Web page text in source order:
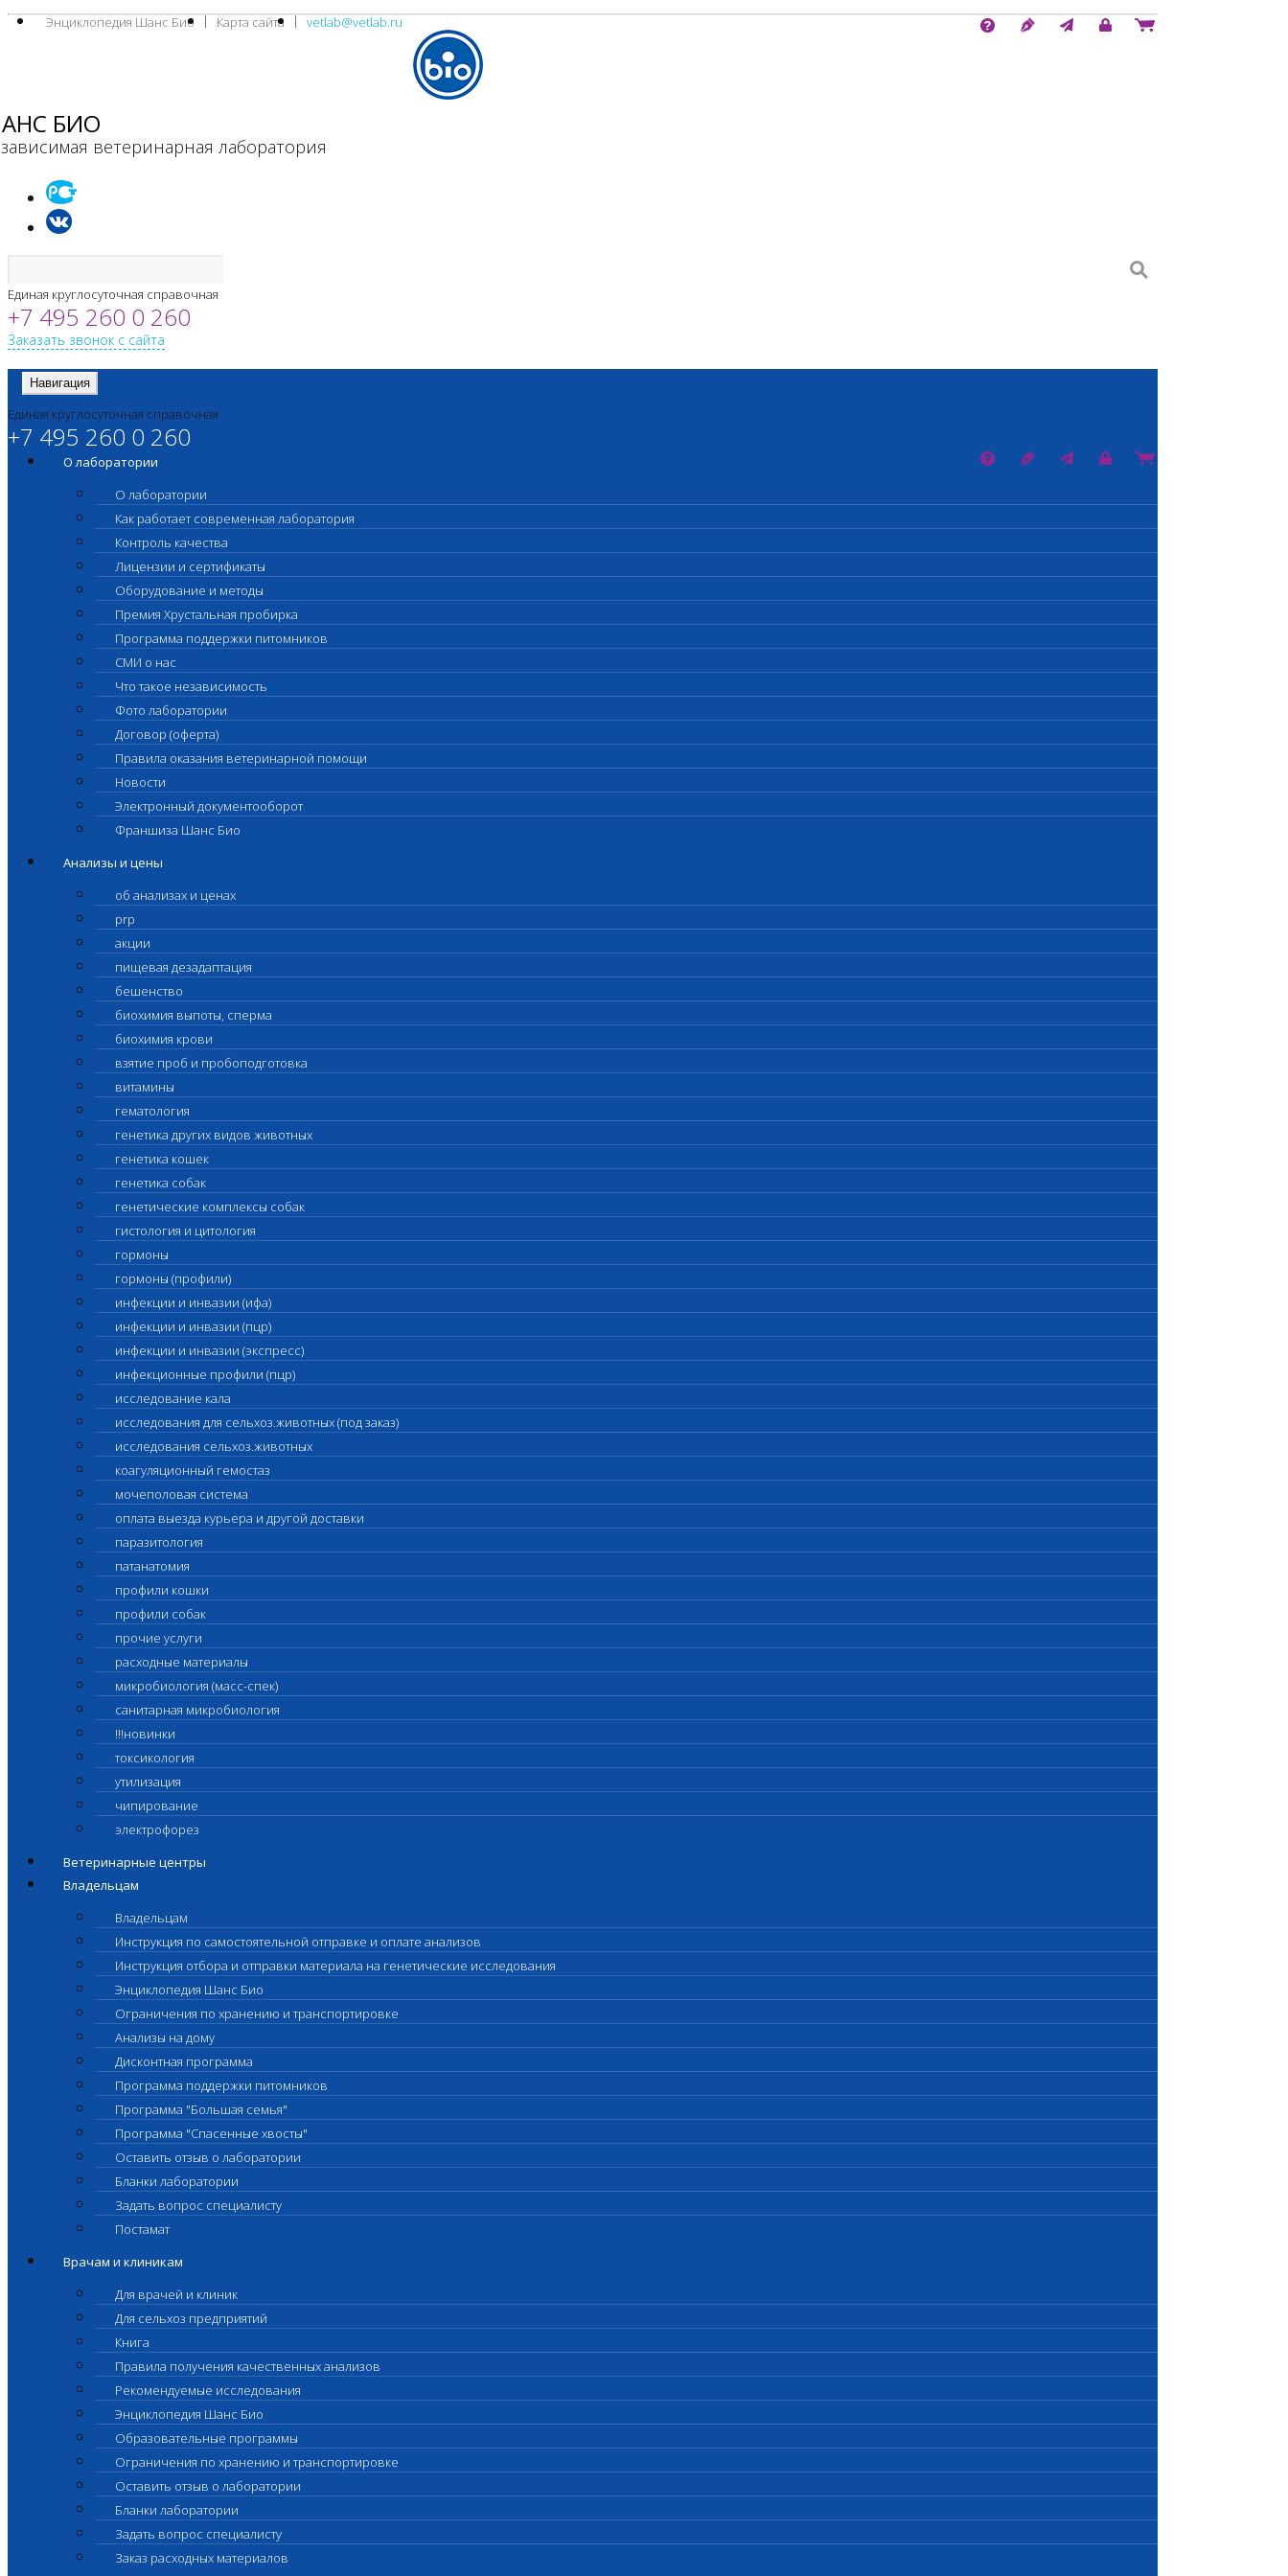
Энциклопедия Шанс Био Карта сайта vetlab@vetlab.ru
БИО
ветеринарная лаборатория
Единая круглосуточная справочная
+7 495 260 0 260
Заказать звонок с сайта
Навигация
Единая круглосуточная справочная
+7 495 260 0 260
О лаборатории
О лаборатории
Как работает современная лаборатория
Контроль качества
Лицензии и сертификаты
Оборудование и методы
Премия Хрустальная пробирка
Программа поддержки питомников
СМИ о нас
Что такое независимость
Фото лаборатории
Договор (оферта)
Правила оказания ветеринарной помощи
Новости
Электронный документооборот
Франшиза Шанс Био
Анализы и цены
об анализах и ценах
prp
акции
пищевая дезадаптация
бешенство
биохимия выпоты, сперма
биохимия крови
взятие проб и пробоподготовка
витамины
гематология
генетика других видов животных
генетика кошек
генетика собак
генетические комплексы собак
гистология и цитология
гормоны
гормоны (профили)
инфекции и инвазии (ифа)
инфекции и инвазии (пцр)
инфекции и инвазии (экспресс)
инфекционные профили (пцр)
исследование кала
исследования для сельхоз.животных (под заказ)
исследования сельхоз.животных
коагуляционный гемостаз
мочеполовая система
оплата выезда курьера и другой доставки
паразитология
патанатомия
профили кошки
профили собак
прочие услуги
расходные материалы
микробиология (масс-спек)
санитарная микробиология
!!!новинки
токсикология
утилизация
чипирование
электрофорез
Ветеринарные центры
Владельцам
Владельцам
Инструкция по самостоятельной отправке и оплате анализов
Инструкция отбора и отправки материала на генетические исследования
Энциклопедия Шанс Био
Ограничения по хранению и транспортировке
Анализы на дому
Дисконтная программа
Программа поддержки питомников
Программа "Большая семья"
Программа "Спасенные хвосты"
Оставить отзыв о лаборатории
Бланки лаборатории
Задать вопрос специалисту
Постамат
Врачам и клиникам
Для врачей и клиник
Для сельхоз предприятий
Книга
Правила получения качественных анализов
Рекомендуемые исследования
Энциклопедия Шанс Био
Образовательные программы
Ограничения по хранению и транспортировке
Оставить отзыв о лаборатории
Бланки лаборатории
Задать вопрос специалисту
Заказ расходных материалов